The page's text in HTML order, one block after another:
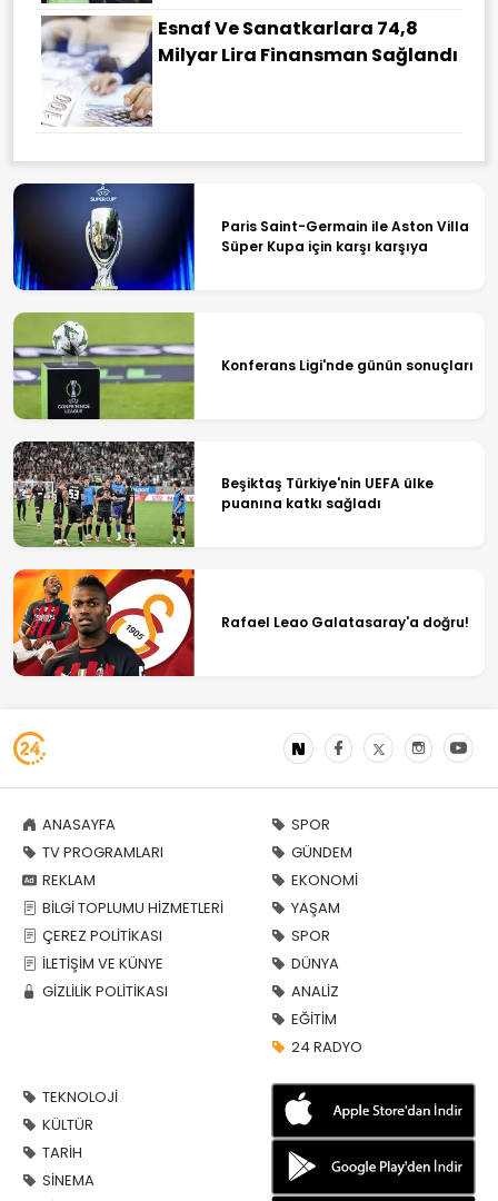
Esnaf Ve Sanatkarlara 74,8
Milyar Lira Finansman Sağlandı
Paris Saint-Germain ile Aston Villa
Süper Kupa için karşı karşıya
Konferans Ligi'nde günün sonuçları
Beşiktaş Türkiye'nin UEFA ülke
puanına katkı sağladı
Rafael Leao Galatasaray'a doğru!
ANASAYFA
TV PROGRAMLARI
REKLAM
BİLGİ TOPLUMU HİZMETLERİ
ÇEREZ POLİTİKASI
İLETİŞİM VE KÜNYE
GİZLİLİK POLİTİKASI
SPOR
GÜNDEM
EKONOMİ
YAŞAM
SPOR
DÜNYA
ANALİZ
EĞİTİM
24 RADYO
TEKNOLOJİ
KÜLTÜR
TARİH
SİNEMA